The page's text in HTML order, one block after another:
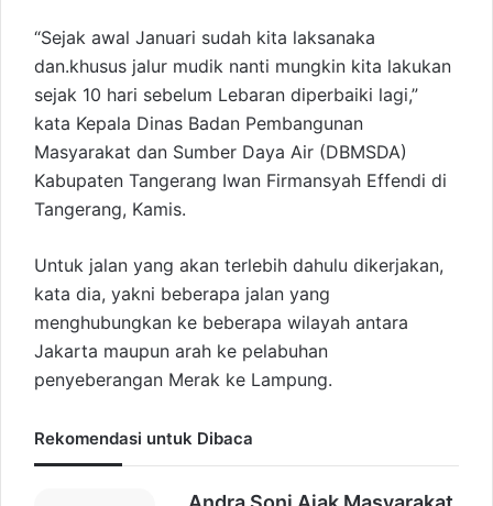
“Sejak awal Januari sudah kita laksanaka
dan.khusus jalur mudik nanti mungkin kita lakukan
sejak 10 hari sebelum Lebaran diperbaiki lagi,”
kata Kepala Dinas Badan Pembangunan
Masyarakat dan Sumber Daya Air (DBMSDA)
Kabupaten Tangerang Iwan Firmansyah Effendi di
Tangerang, Kamis.
Untuk jalan yang akan terlebih dahulu dikerjakan,
kata dia, yakni beberapa jalan yang
menghubungkan ke beberapa wilayah antara
Jakarta maupun arah ke pelabuhan
penyeberangan Merak ke Lampung.
Rekomendasi untuk Dibaca